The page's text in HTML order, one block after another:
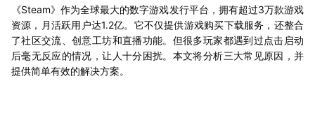
《Steam》作为全球最大的数字游戏发行平台，拥有超过3万款游戏
资源，月活跃用户达1.2亿。它不仅提供游戏购买下载服务，还整合
了社区交流、创意工坊和直播功能。但很多玩家都遇到过点击启动
后毫无反应的情况，让人十分困扰。本文将分析三大常见原因，并
提供简单有效的解决方案。